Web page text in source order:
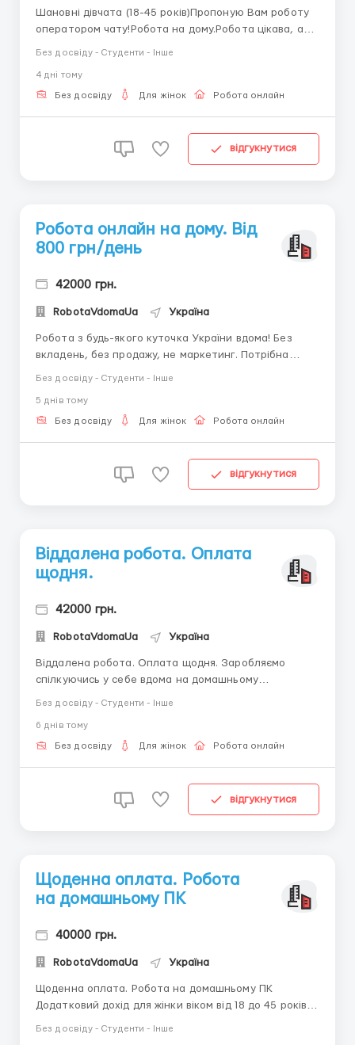
Шановні дівчата (18-45 років)Пропоную Вам роботу
оператором чату!Робота на дому.Робота цікава, а
робити?- вести листування в онлайн чаті (c нашого
боку йде реклама на сайті, ви тільки відповідаєте на
Без досвіду - Студенти - Інше
4 днi тому
Без досвіду Для жінок Робота онлайн
відгукнутися
Робота онлайн на дому. Від
800 грн/день
42000 грн.
RobotaVdomaUa Україна
Робота з будь-якого куточка України вдома! Без
вкладень, без продажу, не маркетинг. Потрібна
комунікабельність, посидючість. Компанія працює на
ринку України понад 15 років. Можна без досвіду
Без досвіду - Студенти - Інше
5 днiв тому
Без досвіду Для жінок Робота онлайн
відгукнутися
Віддалена робота. Оплата
щодня.
42000 грн.
RobotaVdomaUa Україна
Віддалена робота. Оплата щодня. Заробляємо
спілкуючись у себе вдома на домашньому
обираєте самі. Без фінансових вкладень. Вимоги:
жінка 18-45 років, позитивний настрій до роботи,
Без досвіду - Студенти - Інше
6 днiв тому
Без досвіду Для жінок Робота онлайн
відгукнутися
Щоденна оплата. Робота
на домашньому ПК
40000 грн.
RobotaVdomaUa Україна
Щоденна оплата. Робота на домашньому ПК
Додатковий дохід для жінки віком від 18 до 45 років
Без досвіду - Студенти - Інше